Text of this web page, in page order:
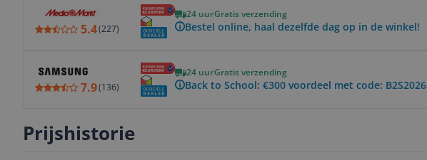
5.4(227)
24 uurGratis verzending
Bestel online, haal dezelfde dag op in de winkel!
7.9(136)
24 uurGratis verzending
Back to School: €300 voordeel met code: B2S2026
Prijshistorie